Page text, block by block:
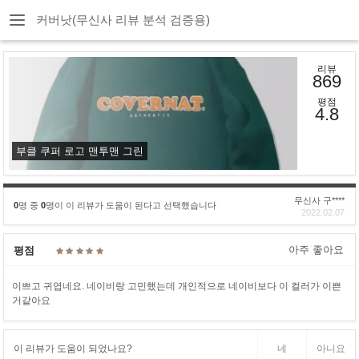
커버낫(무신사 리뷰 분석 검증용)
부클 쿠퍼 로고 맨투맨 그린
리뷰
869
평점
4.8
0명 중 0명이 이 리뷰가 도움이 된다고 선택했습니다
무신사 구****
2022.02.07
평점 아주 좋아요
이쁘고 귀엽네요. 네이비랑 고민했는데 개인적으로 네이비보다 이 컬러가 이쁜
거같아요
이 리뷰가 도움이 되었나요? 네 아니요